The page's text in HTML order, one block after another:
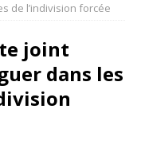
de l’indivision forcée
joint
dans les